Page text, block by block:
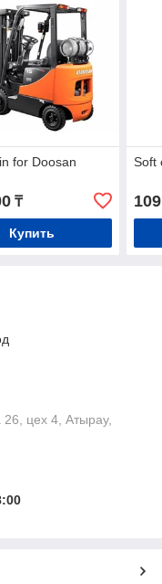
for Doosan
₸
Купить
Soft
цех 4, Атырау,